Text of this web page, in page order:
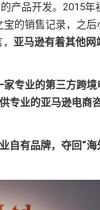
产品开发。2015年
的销售记录，之
亚马逊有着其他网
专业的第三方跨
专业的亚马逊电商
自有品牌，夺回“海